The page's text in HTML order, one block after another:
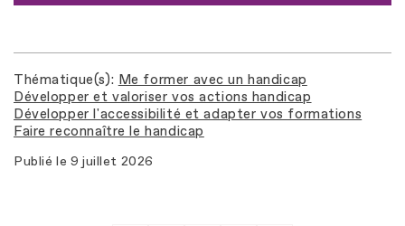
Thématique(s) Me former avec un handicap
Développer et valoriser vos actions handicap
Développer l'accessibilité et adapter vos formations
Faire reconnaître le handicap
Publié le 9 juillet 2026